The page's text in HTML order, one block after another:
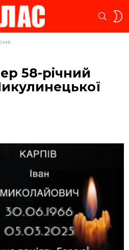
громади
58-річний